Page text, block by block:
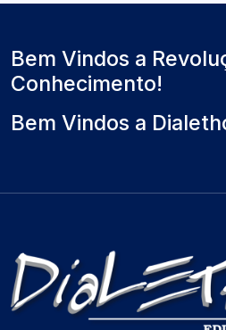
Bem Vindos a
Conhecimento!
Bem Vindos a